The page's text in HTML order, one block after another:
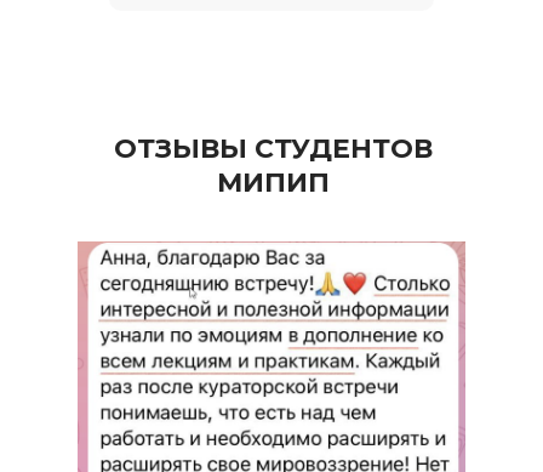
ОТЗЫВЫ СТУДЕНТОВ
МИПИП